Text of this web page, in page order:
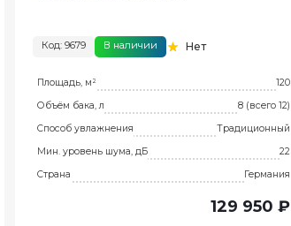
Код: 9679 В наличии Нет
Площадь, м²
120
Объём бака, л
8 (всего 12)
Способ увлажнения
Традиционный
Мин. уровень шума, дБ
22
Страна
Германия
129 950 ₽